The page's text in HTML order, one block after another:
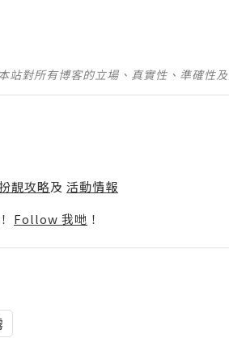
對所有博客的立場、真實性、準確性
靚攻略及 活動情報
Follow 我哋 ！